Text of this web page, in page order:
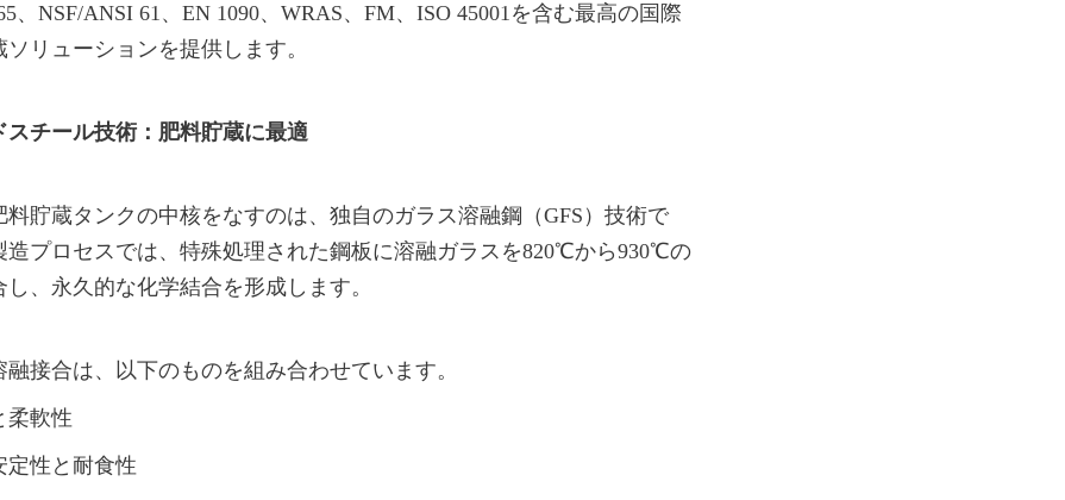
、NSF/ANSI 61、EN 1090、WRAS、FM、ISO 45001を含む最高の国際
リューションを提供します。
スチール技術：肥料貯蔵に最適
料貯蔵タンクの中核をなすのは、独自のガラス溶融鋼（GFS）技術で
造プロセスでは、特殊処理された鋼板に溶融ガラスを820℃から930℃の
、永久的な化学結合を形成します。
接合は、以下のものを組み合わせています。
柔軟性
定性と耐食性